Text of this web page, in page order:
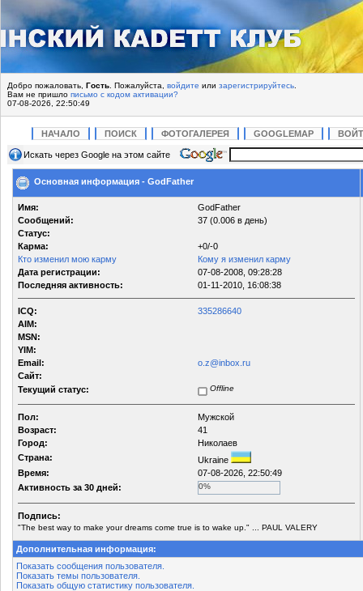
Добро пожаловать, Гость . Пожалуйста, войдите или зарегистрируйтесь
Вам не пришло письмо с кодом активации?
07-08-2026, 22:50:49
НАЧАЛО ПОИСК ФОТОГАЛЕРЕЯ GOOGLEMAP
Искать через Google на этом сайте
Основная информация - GodFather
Имя:
GodFather
Сообщений:
37 (0.006 в день)
Статус:
Карма:
+0/-0
Кто изменил мою карму
Кому я изменил карму
Дата регистрации:
07-08-2008, 09:28:28
Последняя активность:
01-11-2010, 16:08:38
ICQ:
335286640
AIM:
MSN:
YIM:
Email:
o.z@inbox.ru
Сайт:
Текущий статус:
Offline
Пол:
Мужской
Возраст:
41
Город:
Николаев
Страна:
Ukraine
Время:
07-08-2026, 22:50:49
Активность за 30 дней:
0%
Подпись:
"The best way to make your dreams come true is to wake up." ... PAUL VALERY
Дополнительная информация:
Показать сообщения пользователя.
Показать темы пользователя.
Показать общую статистику пользователя.